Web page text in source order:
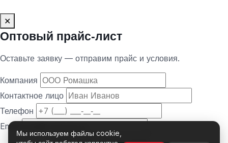
Мы используем файлы cookie,
✕
Оптовый прайс‑лист
Оставьте заявку — отправим прайс и условия.
Компания
Контактное лицо
Телефон
Email